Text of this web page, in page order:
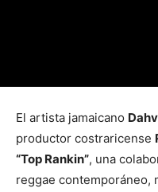
El artista jamaicano
productor costraricense
“Top Rankin”, una
reggae contemporáneo,